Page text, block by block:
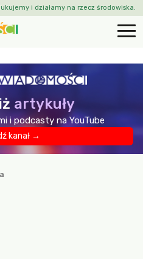
i działamy na rzecz środowiska.
artykuły
i podcasty na YouTube
kanał →